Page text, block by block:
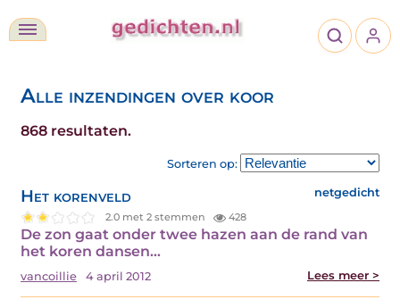
Alle inzendingen over koor
868 resultaten.
Sorteren op:
Het korenveld netgedicht
2.0 met 2 stemmen 428
De zon gaat onder twee hazen aan de rand van
het koren dansen…
vancoillie 4 april 2012 Lees meer >